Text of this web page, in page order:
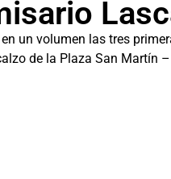
un volumen las tres
de la Plaza San Martín